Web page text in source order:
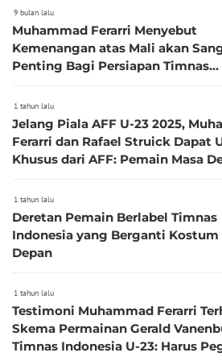
9 bulan lalu
Muhammad Ferarri Menyebut
Kemenangan atas Mali akan
Penting Bagi Persiapan Timnas
1 tahun lalu
Jelang Piala AFF U-23 2025,
Ferarri dan Rafael Struick Dapat
Khusus dari AFF: Pemain Masa
1 tahun lalu
Deretan Pemain Berlabel Timnas
Indonesia yang Berganti Kostum
Depan
1 tahun lalu
Testimoni Muhammad Ferarri
Skema Permainan Gerald
Timnas Indonesia U-23: Harus